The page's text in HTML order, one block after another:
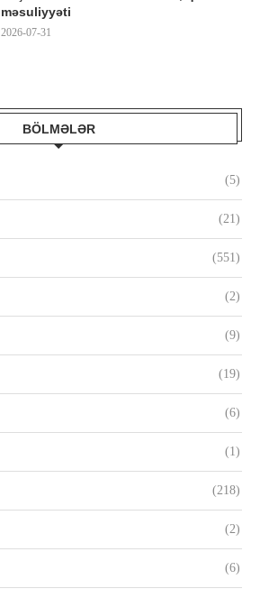
məsuliyyəti
2026-07-31
BÖLMƏLƏR
(5)
(21)
(551)
(2)
(9)
(19)
(6)
(1)
(218)
(2)
(6)